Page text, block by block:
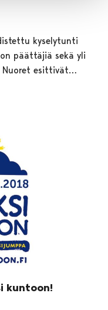
kyselytunti
päättäjiä sekä yli
Nuoret esittivät…
kuntoon!